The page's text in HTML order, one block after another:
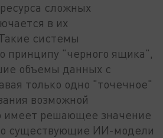
сложных
в их
системы
принципу "черного ящика",
объемы данных с
только одно "точечное"
возможной
имеет решающее значение
существующие ИИ-модели